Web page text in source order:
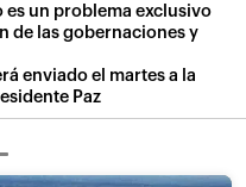
es un problema exclusivo
de las gobernaciones y
enviado el martes a la
Paz